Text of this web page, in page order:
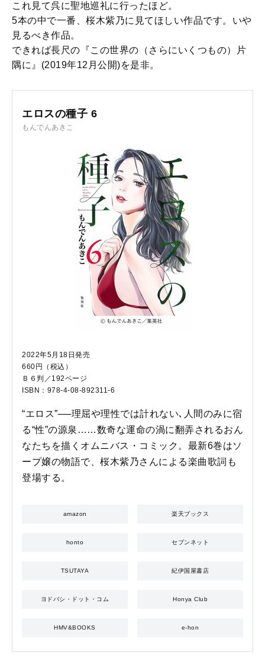
これ見て呉に聖地巡礼に行ったほど。
5本の中で一番、桜木紫乃に見てほしい作品です。いや
見るべき作品。
できれば長尺の『この世界の（さらにいくつもの）片
隅に』(2019年12月公開)を是非。
エロスの種子 6
もんでんあきこ
2022年5月18日発売
660円（税込）
Ｂ６判／192ページ
ISBN：978-4-08-892311-6
“エロス”──理屈や理性では計れない､人間のみに宿
る“性”の源泉……数奇な運命の渦に翻弄されるおん
なたちを描くオムニバス・コミック。最新6巻はソ
ープ嬢の物語で、桜木紫乃さんによる楽曲歌詞も
登場する。
amazon 楽天ブックス
honto セブンネット
TSUTAYA 紀伊国屋書店
ヨドバシ・ドット・コム Honya Club
HMV&BOOKS e-hon